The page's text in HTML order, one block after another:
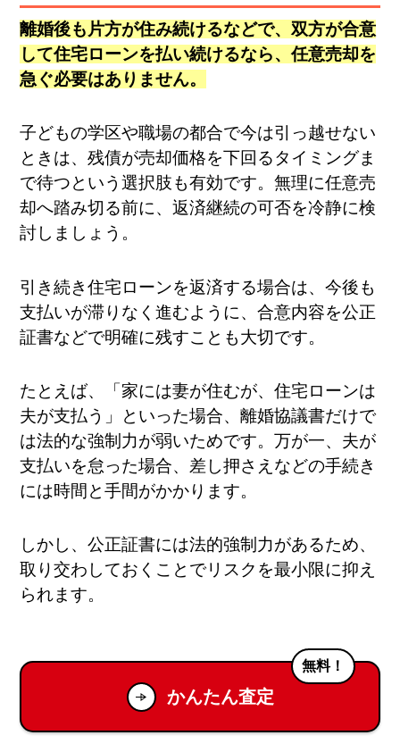
離婚後も片方が住み続けるなどで、双方が合意
して住宅ローンを払い続けるなら、任意売却を
急ぐ必要はありません。
子どもの学区や職場の都合で今は引っ越せない
ときは、残債が売却価格を下回るタイミングま
で待つという選択肢も有効です。無理に任意売
却へ踏み切る前に、返済継続の可否を冷静に検
討しましょう。
引き続き住宅ローンを返済する場合は、今後も
支払いが滞りなく進むように、合意内容を公正
証書などで明確に残すことも大切です。
たとえば、「家には妻が住むが、住宅ローンは
夫が支払う」といった場合、離婚協議書だけで
は法的な強制力が弱いためです。万が一、夫が
支払いを怠った場合、差し押さえなどの手続き
には時間と手間がかかります。
しかし、公正証書には法的強制力があるため、
取り交わしておくことでリスクを最小限に抑え
られます。
かんたん査定
無料！